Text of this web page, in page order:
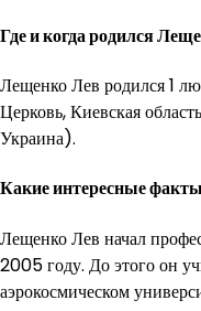
Где и когда родился
Лещенко Лев родился 1
Церковь, Киевская
Украина).
Какие интересные
Лещенко Лев начал
2005 году. До этого он
аэрокосмическом